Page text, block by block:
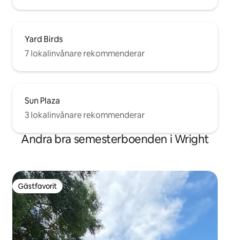
Yard Birds
7 lokalinvånare rekommenderar
Sun Plaza
3 lokalinvånare rekommenderar
Andra bra semesterboenden i Wright
Gästfavorit
Gästfavorit